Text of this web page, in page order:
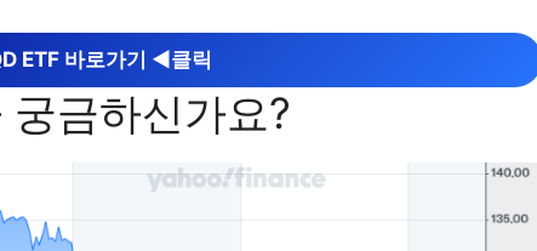
ETF 바로가기 ◀︎클릭
금하신가요?